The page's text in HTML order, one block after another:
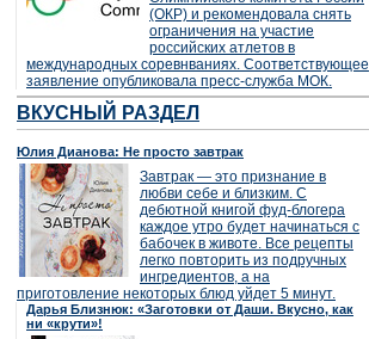
(ОКР) и рекомендовала снять
ограничения на участие
российских атлетов в
международных соревнваниях. Соответствующее
заявление опубликовала пресс-служба МОК.
ВКУСНЫЙ РАЗДЕЛ
Юлия Дианова: Не просто завтрак
Завтрак — это признание в
любви себе и близким. С
дебютной книгой фуд-блогера
каждое утро будет начинаться с
бабочек в животе. Все рецепты
легко повторить из подручных
ингредиентов, а на
приготовление некоторых блюд уйдет 5 минут.
Дарья Близнюк: «Заготовки от Даши. Вкусно, как
ни «крути»!